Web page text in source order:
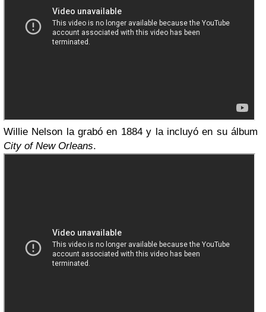
Willie Nelson la grabó en 1884 y la incluyó en su álbum
City of New Orleans.